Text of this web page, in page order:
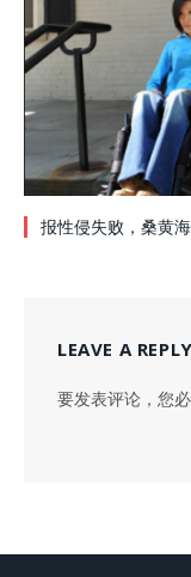
报性侵失败，桑黄
LEAVE A REPLY
要发表评论，您